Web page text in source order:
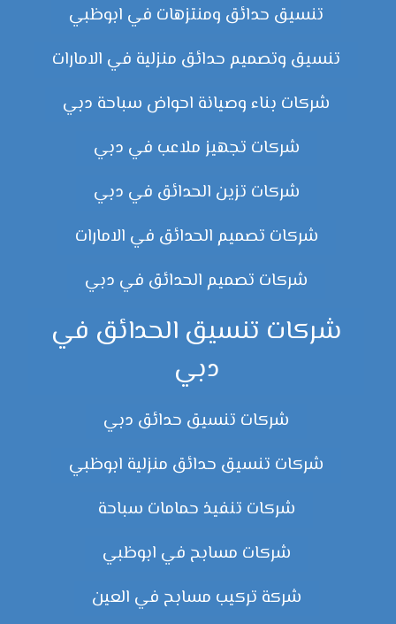
تنسيق حدائق ومنتزهات في ابوظبي
تنسيق وتصميم حدائق منزلية في الامارات
شركات بناء وصيانة احواض سباحة دبي
شركات تجهيز ملاعب في دبي
شركات تزين الحدائق في دبي
شركات تصميم الحدائق في الامارات
شركات تصميم الحدائق في دبي
شركات تنسيق الحدائق في
دبي
شركات تنسيق حدائق دبي
شركات تنسيق حدائق منزلية ابوظبي
شركات تنفيذ حمامات سباحة
شركات مسابح في ابوظبي
شركة تركيب مسابح في العين